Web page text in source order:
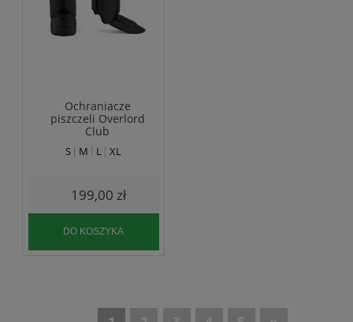
Ochraniacze
piszczeli Overlord
Club
S M L XL
199,00 zł
DO KOSZYKA